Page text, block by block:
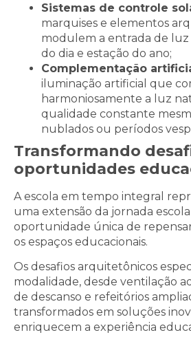
Sistemas de controle
marquises e elementos
modulem a entrada de
do dia e estação do ano;
Complementação
iluminação artificial que
harmoniosamente a luz
qualidade constante
nublados ou períodos
Transformando
oportunidades
A escola em tempo integral
uma extensão da jornada
oportunidade única de
os espaços educacionais.
Os desafios arquitetônicos
modalidade, desde ventilação
de descanso e refeitórios
transformados em soluções
enriquecem a experiência